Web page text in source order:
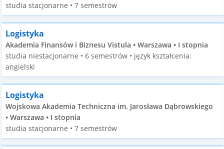
studia stacjonarne • 7 semestrów
Logistyka
Akademia Finansów i Biznesu Vistula • Warszawa • I stopnia
studia niestacjonarne • 6 semestrów • język kształcenia:
angielski
Logistyka
Wojskowa Akademia Techniczna im. Jarosława Dąbrowskiego
• Warszawa • I stopnia
studia stacjonarne • 7 semestrów